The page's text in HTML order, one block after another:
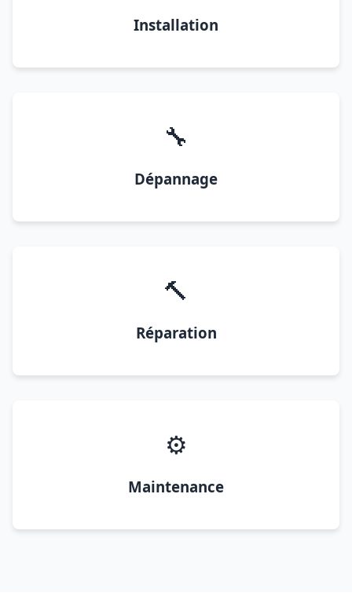
Installation
🔧
Dépannage
🔨
Réparation
⚙️
Maintenance